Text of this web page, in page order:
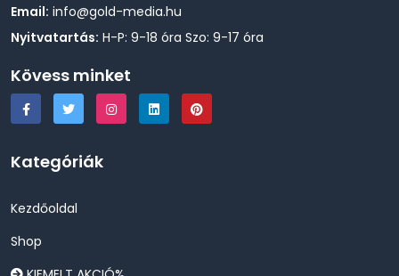
Email: info@gold-media.hu
Nyitvatartás: H-P: 9-18 óra Szo: 9-17 óra
Kövess minket
Kategóriák
Kezdőoldal
Shop